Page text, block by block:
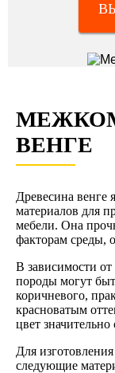
ВЕНГЕ
Древесина венге
материалов для
мебели. Она
факторам среды,
В зависимости от
породы могут
коричневого,
красноватым
цвет значительно
Для
следующие